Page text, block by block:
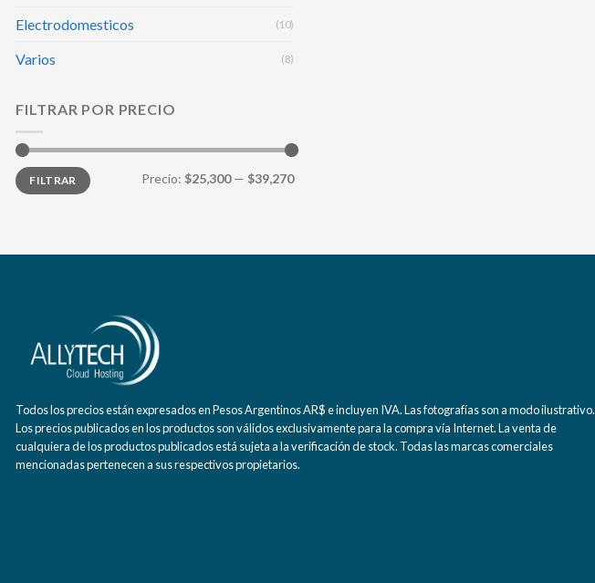
Electrodomesticos (10)
Varios (8)
FILTRAR POR PRECIO
Precio
mínimo
Precio
máximo
FILTRAR Precio: $25,300— $39,270
Todos los precios están expresados en Pesos Argentinos AR$ e incluyen IVA. Las fotografías son a modo ilustrativo.
Los precios publicados en los productos son válidos exclusivamente para la compra vía Internet. La venta de
cualquiera de los productos publicados está sujeta a la verificación de stock. Todas las marcas comerciales
mencionadas pertenecen a sus respectivos propietarios.